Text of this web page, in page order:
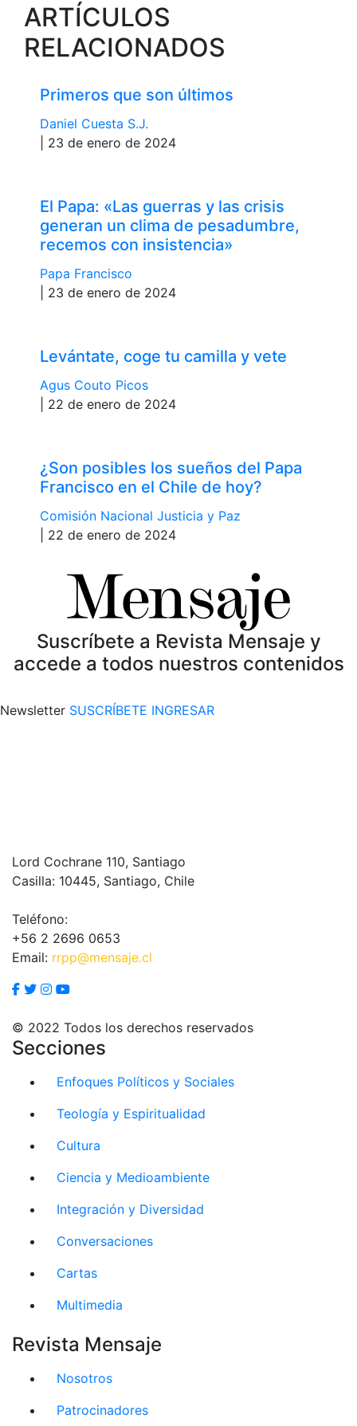
ARTÍCULOS
RELACIONADOS
Primeros que son últimos
Daniel Cuesta S.J.
| 23 de enero de 2024
El Papa: «Las guerras y las crisis
generan un clima de pesadumbre,
recemos con insistencia»
Papa Francisco
| 23 de enero de 2024
Levántate, coge tu camilla y vete
Agus Couto Picos
| 22 de enero de 2024
¿Son posibles los sueños del Papa
Francisco en el Chile de hoy?
Comisión Nacional Justicia y Paz
| 22 de enero de 2024
Suscríbete a Revista Mensaje y
accede a todos nuestros contenidos
Newsletter SUSCRÍBETE INGRESAR
Lord Cochrane 110, Santiago
Casilla: 10445, Santiago, Chile
Teléfono:
+56 2 2696 0653
Email: rrpp@mensaje.cl
© 2022 Todos los derechos reservados
Secciones
Enfoques Políticos y Sociales
Teología y Espiritualidad
Cultura
Ciencia y Medioambiente
Integración y Diversidad
Conversaciones
Cartas
Multimedia
Revista Mensaje
Nosotros
Patrocinadores